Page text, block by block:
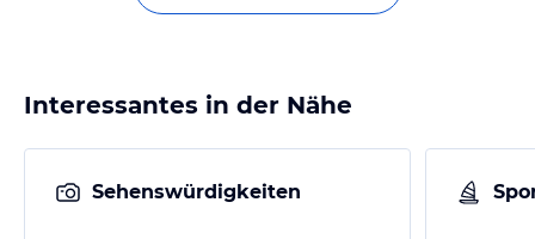
Interessantes in der Nähe
Sehenswürdigkeiten